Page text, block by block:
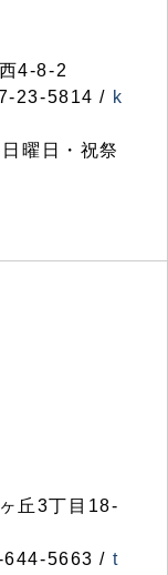
4-8-2
23-5814 / k
曜日・祝祭
丘3丁目18-
644-5663 / t